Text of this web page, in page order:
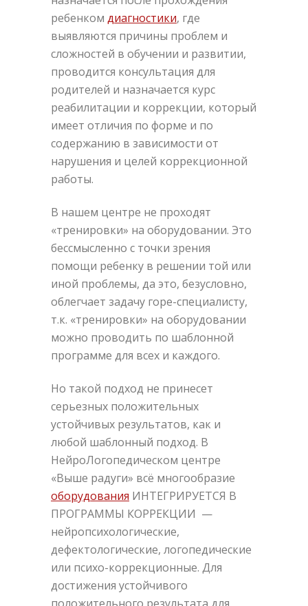
ребенком диагностики, где
выявляются причины проблем и
сложностей в обучении и развитии,
проводится консультация для
родителей и назначается курс
реабилитации и коррекции, который
имеет отличия по форме и по
содержанию в зависимости от
нарушения и целей коррекционной
работы.
В нашем центре не проходят
«тренировки» на оборудовании. Это
бессмысленно с точки зрения
помощи ребенку в решении той или
иной проблемы, да это, безусловно,
облегчает задачу горе-специалисту,
т.к. «тренировки» на оборудовании
можно проводить по шаблонной
программе для всех и каждого.
Но такой подход не принесет
серьезных положительных
устойчивых результатов, как и
любой шаблонный подход. В
НейроЛогопедическом центре
«Выше радуги» всё многообразие
оборудования ИНТЕГРИРУЕТСЯ В
ПРОГРАММЫ КОРРЕКЦИИ —
нейропсихологические,
дефектологические, логопедические
или психо-коррекционные. Для
достижения устойчивого